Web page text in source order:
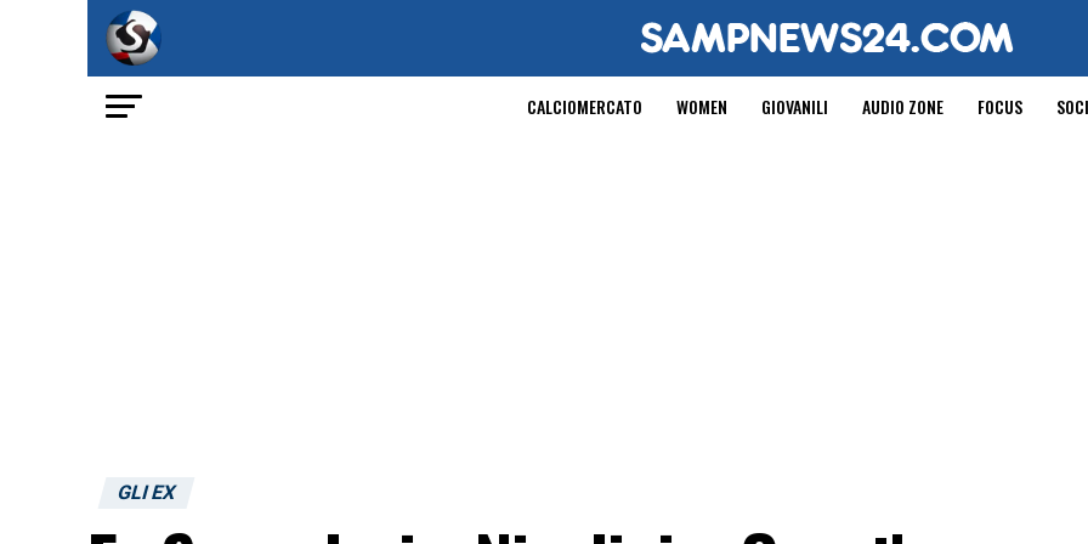
CALCIOMERCATO WOMEN GIOVANILI AUDIO ZONE FOCUS
GLI EX